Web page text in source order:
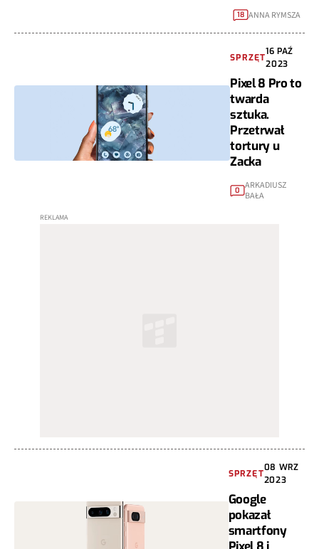
18 ANNA RYMSZA
SPRZĘT
16 PAŹ
2023
Pixel 8 Pro to
twarda
sztuka.
Przetrwał
tortury u
Zacka
0
ARKADIUSZ
BAŁA
SPRZĘT
08 WRZ
2023
Google
pokazał
smartfony